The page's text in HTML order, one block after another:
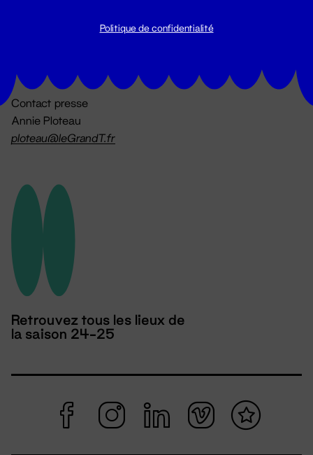
Contact presse
Annie Ploteau
ploteau@leGrandT.fr
Retrouvez tous les lieux de
la saison 24-25
Politique de confidentialité